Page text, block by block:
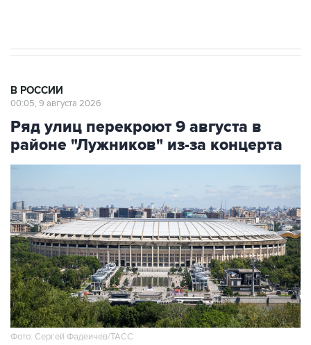
В РОССИИ
00:05, 9 августа 2026
Ряд улиц перекроют 9 августа в
районе "Лужников" из-за концерта
Фото: Сергей Фадеичев/ТАСС